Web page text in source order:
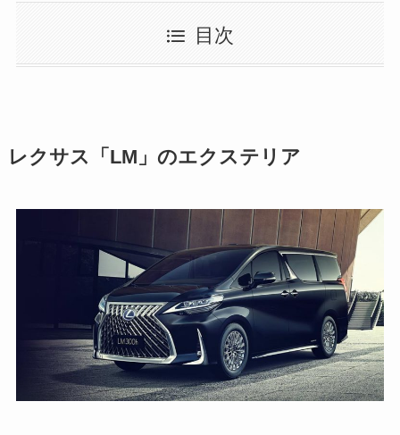
目次
レクサス「LM」のエクステリア